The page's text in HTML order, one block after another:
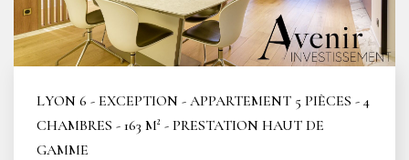
LYON 6 - EXCEPTION - APPARTEMENT 5 PIÈCES - 4
CHAMBRES - 163 M² - PRESTATION HAUT DE
GAMME